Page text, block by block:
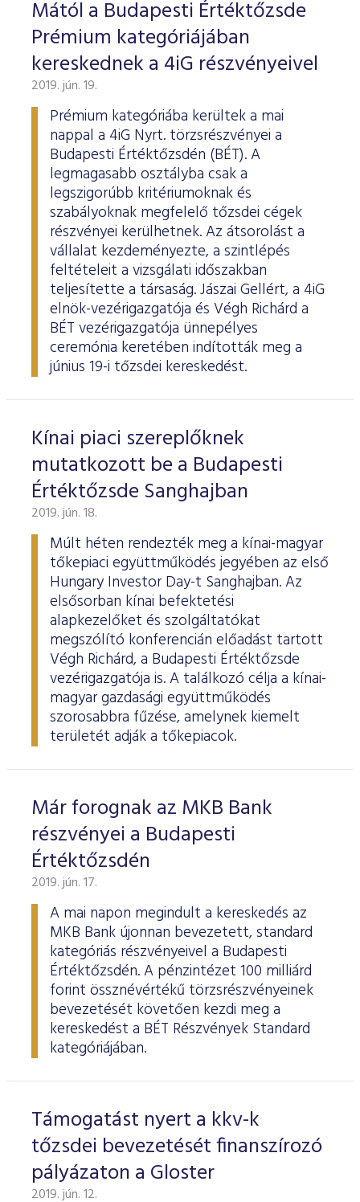
ESG Útmutató
Mától a Budapesti Értéktőzsde
Prémium kategóriájában
kereskednek a 4iG részvényeivel
2019. jún. 19.
Prémium kategóriába kerültek a mai
nappal a 4iG Nyrt. törzsrészvényei a
Budapesti Értéktőzsdén (BÉT). A
legmagasabb osztályba csak a
legszigorúbb kritériumoknak és
szabályoknak megfelelő tőzsdei cégek
részvényei kerülhetnek. Az átsorolást a
vállalat kezdeményezte, a szintlépés
feltételeit a vizsgálati időszakban
teljesítette a társaság. Jászai Gellért, a 4iG
elnök-vezérigazgatója és Végh Richárd a
BÉT vezérigazgatója ünnepélyes
ceremónia keretében indították meg a
június 19-i tőzsdei kereskedést.
Kínai piaci szereplőknek
mutatkozott be a Budapesti
Értéktőzsde Sanghajban
2019. jún. 18.
Múlt héten rendezték meg a kínai-magyar
tőkepiaci együttműködés jegyében az első
Hungary Investor Day-t Sanghajban. Az
elsősorban kínai befektetési
alapkezelőket és szolgáltatókat
megszólító konferencián előadást tartott
Végh Richárd, a Budapesti Értéktőzsde
vezérigazgatója is. A találkozó célja a kínai-
magyar gazdasági együttműködés
szorosabbra fűzése, amelynek kiemelt
területét adják a tőkepiacok.
Már forognak az MKB Bank
részvényei a Budapesti
Értéktőzsdén
2019. jún. 17.
A mai napon megindult a kereskedés az
MKB Bank újonnan bevezetett, standard
kategóriás részvényeivel a Budapesti
Értéktőzsdén. A pénzintézet 100 milliárd
forint össznévértékű törzsrészvényeinek
bevezetését követően kezdi meg a
kereskedést a BÉT Részvények Standard
kategóriájában.
Támogatást nyert a kkv-k
tőzsdei bevezetését finanszírozó
pályázaton a Gloster
2019. jún. 12.